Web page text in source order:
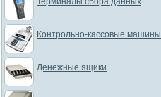
Контрольно-кассовые машины
Денежные ящики